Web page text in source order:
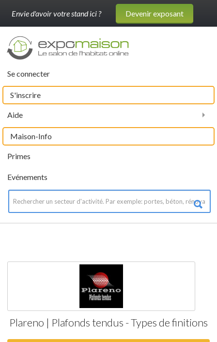
Envie d'avoir votre stand ici ? Devenir exposant
Se connecter
S'inscrire
Aide
Evénements
Primes
Maison-Info
Plareno | Plafonds tendus - Types de finitions